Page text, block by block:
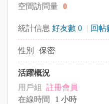
空間訪問量 0
統計信息 好友數 0 | 回帖
性別 保密
活躍概況
用戶組 註冊會員
在線時間
1 小時